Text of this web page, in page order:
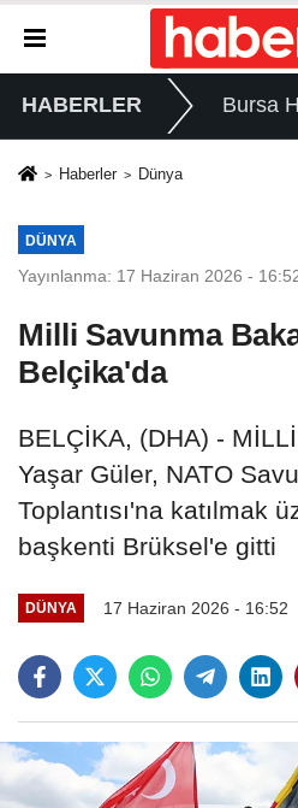
HABERLER Bursa
Haberler Dünya
DÜNYA
Yayınlanma: 17 Haziran 2026 -
Milli Savunma
Belçika'da
BELÇİKA, (DHA) -
Yaşar Güler, NATO
Toplantısı'na katılmak
başkenti Brüksel'e gitti
DÜNYA 17 Haziran 2026 - 16:52